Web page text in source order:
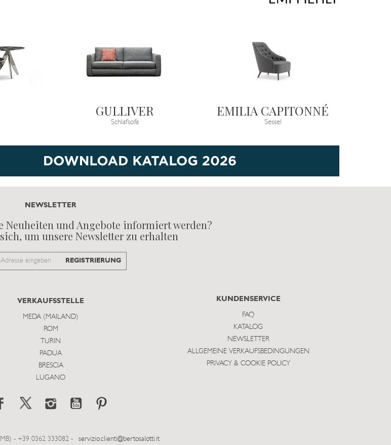
GULLIVER
Schlafsofa
EMILIA CAPITONNÉ
Sessel
NEWSLETTER
Neuheiten und Angebote informiert werden?
um unsere Newsletter zu erhalten
Email
REGISTRIERUNG
VERKAUFSSTELLE
MEDA (MAILAND)
ROM
TURIN
PADUA
BRESCIA
LUGANO
KUNDENSERVICE
FAQ
KATALOG
NEWSLETTER
ALLGEMEINE VERKAUFSBEDINGUNGEN
PRIVACY & COOKIE POLICY
- +39 0362 333082 - servizio.clienti@bertosalotti.it